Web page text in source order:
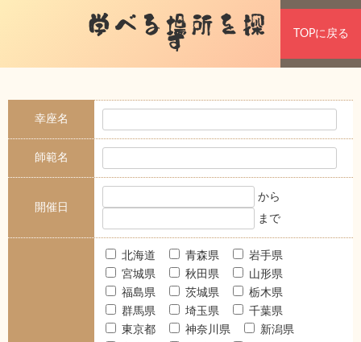
学べる場所を探
す TOPに戻る
幸座名
師範名
開催日
から
まで
北海道 青森県
岩手県
宮城県
秋田県
山形県
福島県
茨城県
栃木県
群馬県
埼玉県
千葉県
東京都
神奈川県
新潟県